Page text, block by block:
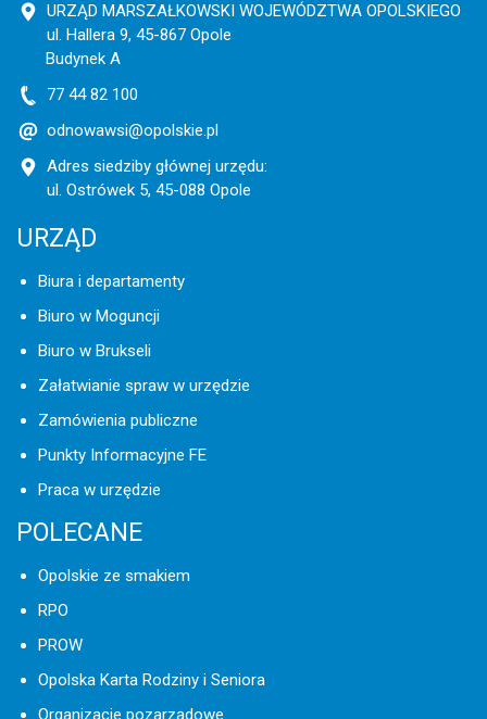
URZĄD MARSZAŁKOWSKI WOJEWÓDZTWA OPOLSKIEGO
ul. Hallera 9, 45-867 Opole
Budynek A
77 44 82 100
odnowawsi@opolskie.pl
Adres siedziby głównej urzędu:
ul. Ostrówek 5, 45-088 Opole
URZĄD
Biura i departamenty
Biuro w Moguncji
Biuro w Brukseli
Załatwianie spraw w urzędzie
Zamówienia publiczne
Punkty Informacyjne FE
Praca w urzędzie
POLECANE
Opolskie ze smakiem
RPO
PROW
Opolska Karta Rodziny i Seniora
Organizacje pozarządowe